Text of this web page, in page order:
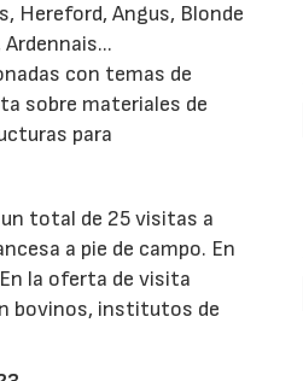
Hereford, Angus, Blonde
con temas de
sobre materiales de
para
total de 25 visitas a
a pie de campo. En
la oferta de visita
bovinos, institutos de